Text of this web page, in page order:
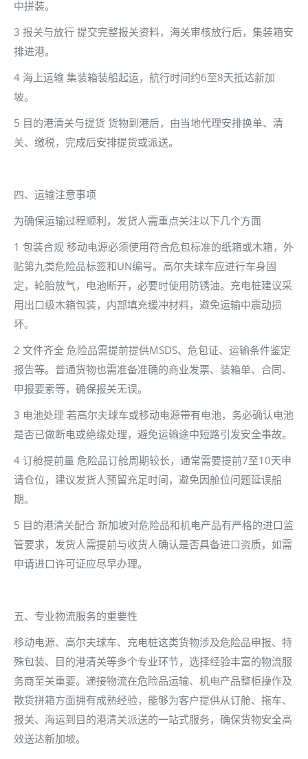
中拼装。
3 报关与放行 提交完整报关资料，海关审核放行后，集装箱安
排进港。
4 海上运输 集装箱装船起运，航行时间约6至8天抵达新加
坡。
5 目的港清关与提货 货物到港后，由当地代理安排换单、清
关、缴税，完成后安排提货或派送。
四、运输注意事项
为确保运输过程顺利，发货人需重点关注以下几个方面
1 包装合规 移动电源必须使用符合危包标准的纸箱或木箱，外
贴第九类危险品标签和UN编号。高尔夫球车应进行车身固
定，轮胎放气，电池断开，必要时使用防锈油。充电桩建议采
用出口级木箱包装，内部填充缓冲材料，避免运输中震动损
坏。
2 文件齐全 危险品需提前提供MSDS、危包证、运输条件鉴定
报告等。普通货物也需准备准确的商业发票、装箱单、合同、
申报要素等，确保报关无误。
3 电池处理 若高尔夫球车或移动电源带有电池，务必确认电池
是否已做断电或绝缘处理，避免运输途中短路引发安全事故。
4 订舱提前量 危险品订舱周期较长，通常需要提前7至10天申
请仓位，建议发货人预留充足时间，避免因舱位问题延误船
期。
5 目的港清关配合 新加坡对危险品和机电产品有严格的进口监
管要求，发货人需提前与收货人确认是否具备进口资质，如需
申请进口许可证应尽早办理。
五、专业物流服务的重要性
移动电源、高尔夫球车、充电桩这类货物涉及危险品申报、特
殊包装、目的港清关等多个专业环节，选择经验丰富的物流服
务商至关重要。递接物流在危险品运输、机电产品整柜操作及
散货拼箱方面拥有成熟经验，能够为客户提供从订舱、拖车、
报关、海运到目的港清关派送的一站式服务，确保货物安全高
效送达新加坡。